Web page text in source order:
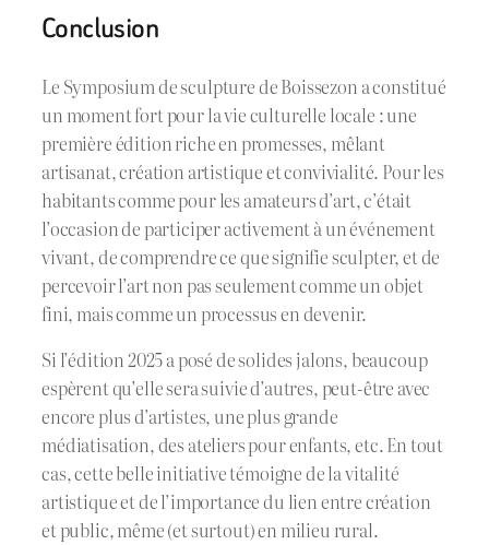
Conclusion
Le Symposium de sculpture de Boissezon a constitué
un moment fort pour la vie culturelle locale : une
première édition riche en promesses, mêlant
artisanat, création artistique et convivialité. Pour les
habitants comme pour les amateurs d’art, c’était
l’occasion de participer activement à un événement
vivant, de comprendre ce que signifie sculpter, et de
percevoir l’art non pas seulement comme un objet
fini, mais comme un processus en devenir.
Si l’édition 2025 a posé de solides jalons, beaucoup
espèrent qu’elle sera suivie d’autres, peut-être avec
encore plus d’artistes, une plus grande
médiatisation, des ateliers pour enfants, etc. En tout
cas, cette belle initiative témoigne de la vitalité
artistique et de l’importance du lien entre création
et public, même (et surtout) en milieu rural.